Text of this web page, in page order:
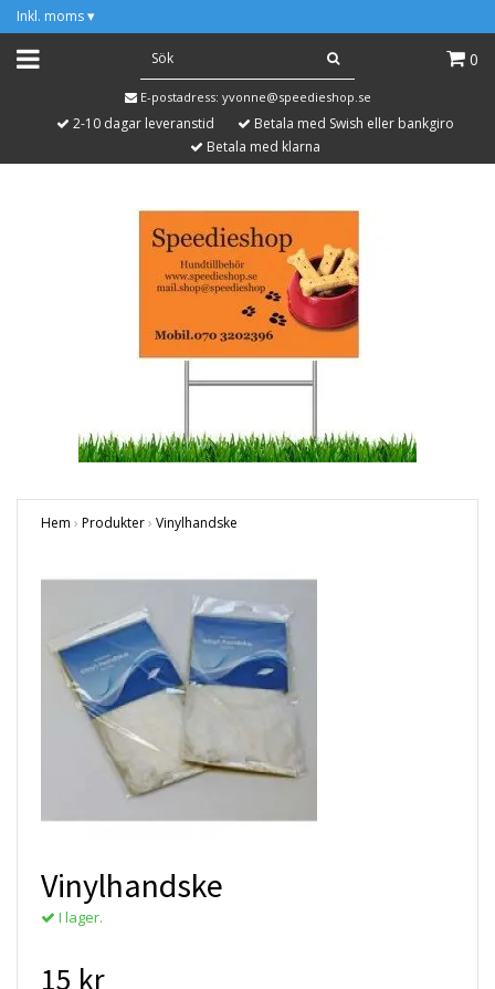
Inkl. moms ▾
0
E-postadress: yvonne@speedieshop.se
2-10 dagar leveranstid
Betala med Swish eller bankgiro
Betala med klarna
Hem › Produkter› Vinylhandske
Vinylhandske
I lager.
15 kr